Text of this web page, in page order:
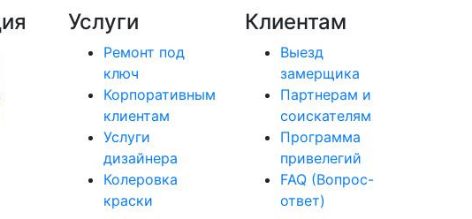
Услуги
Ремонт под
ключ
Корпоративным
клиентам
Услуги
дизайнера
Колеровка
краски
Клиентам
Выезд
замерщика
Партнерам и
соискателям
Программа
привелегий
FAQ (Вопрос-
ответ)